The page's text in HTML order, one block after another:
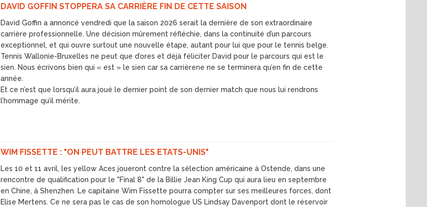
DAVID GOFFIN STOPPERA SA CARRIÈRE FIN DE CETTE SAISON
David Goffin a annoncé vendredi que la saison 2026 serait la dernière de son extraordinaire
carrière professionnelle. Une décision mûrement réfléchie, dans la continuité d’un parcours
exceptionnel, et qui ouvre surtout une nouvelle étape, autant pour lui que pour le tennis belge.
Tennis Wallonie-Bruxelles ne peut que d’ores et déjà féliciter David pour le parcours qui est le
sien. Nous écrivons bien qui « est » le sien car sa carrièrene ne se terminera qu’en fin de cette
année.
Et ce n’est que lorsqu’il aura joué le dernier point de son dernier match que nous lui rendrons
l’hommage qu’il mérite.
WIM FISSETTE : "ON PEUT BATTRE LES ETATS-UNIS"
Les 10 et 11 avril, les yellow Aces joueront contre la sélection américaine à Ostende, dans une
rencontre de qualification pour le "Final 8" de la Billie Jean King Cup qui aura lieu en septembre
en Chine, à Shenzhen. Le capitaine Wim Fissette pourra compter sur ses meilleures forces, dont
Elise Mertens. Ce ne sera pas le cas de son homologue US Lindsay Davenport dont le réservoir